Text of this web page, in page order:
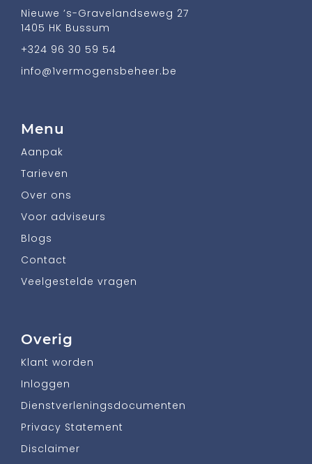
Nieuwe ’s-Gravelandseweg 27
1405 HK Bussum
+324 96 30 59 54
info@1vermogensbeheer.be
Menu
Aanpak
Tarieven
Over ons
Voor adviseurs
Blogs
Contact
Veelgestelde vragen
Overig
Klant worden
Inloggen
Dienstverleningsdocumenten
Privacy Statement
Disclaimer